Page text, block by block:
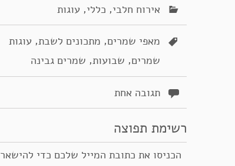
אירוח חלבי, כללי, עוגות
מאפי שמרים, מתכונים לשבת, עוגות
שמרים, שבועות, שמרים גבינה
תגובה אחת
רשימת תפוצה
הכניסו את כתובת המייל שלכם כדי להישאר